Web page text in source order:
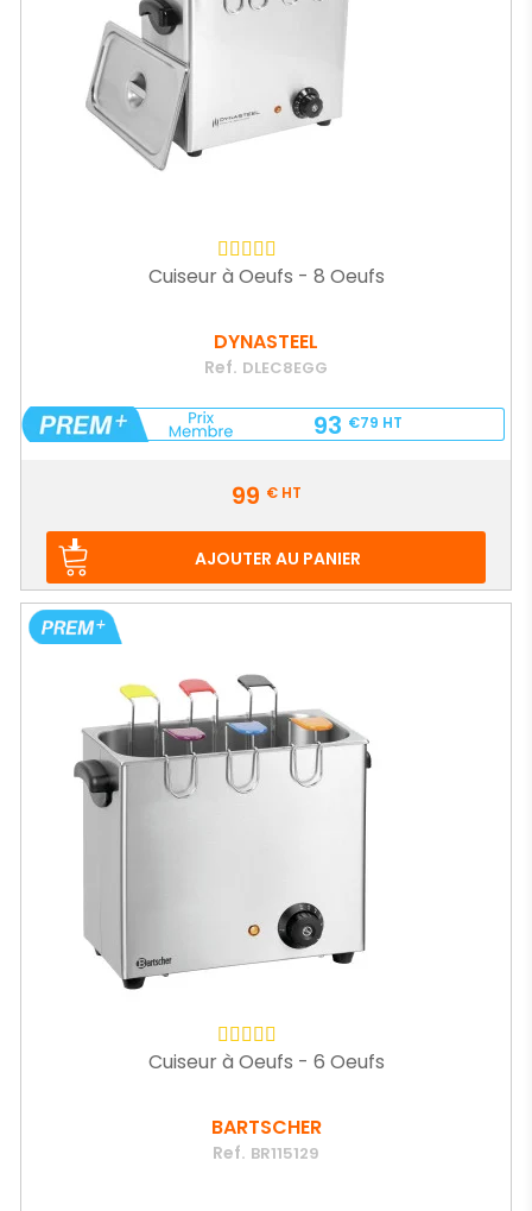
Cuiseur à Oeufs - 8 Oeufs
DYNASTEEL
Ref. DLEC8EGG
93 €79 HT
99 €HT
AJOUTER AU PANIER
Cuiseur à Oeufs - 6 Oeufs
BARTSCHER
Ref. BR115129